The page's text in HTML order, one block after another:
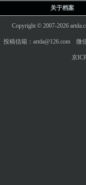
关于档案
Copyright © 2007-2026
投稿信箱：artda@126.com 微
京